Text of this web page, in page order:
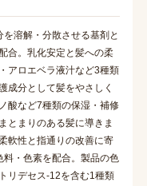
溶解・分散させる基剤と
合。乳化安定と髪への柔
アロエベラ液汁など3種類
成分として髪をやさしく
酸など7種類の保湿・補修
とまりのある髪に導きま
軟性と指通りの改善に寄
・色素を配合。製品の色
リデセス-12を含む1種類